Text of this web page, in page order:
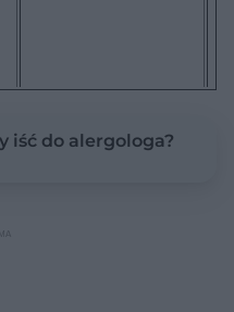
iść do alergologa?